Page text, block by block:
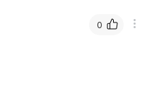
0